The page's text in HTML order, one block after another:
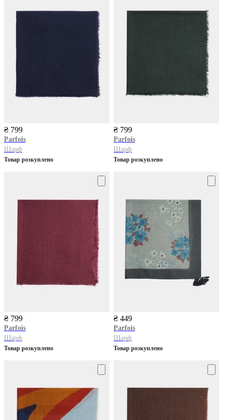
₴ 799
Parfois
Шарф
Товар розкуплено
₴ 799
Parfois
Шарф
Товар розкуплено
₴ 799
Parfois
Шарф
Товар розкуплено
₴ 449
Parfois
Шарф
Товар розкуплено